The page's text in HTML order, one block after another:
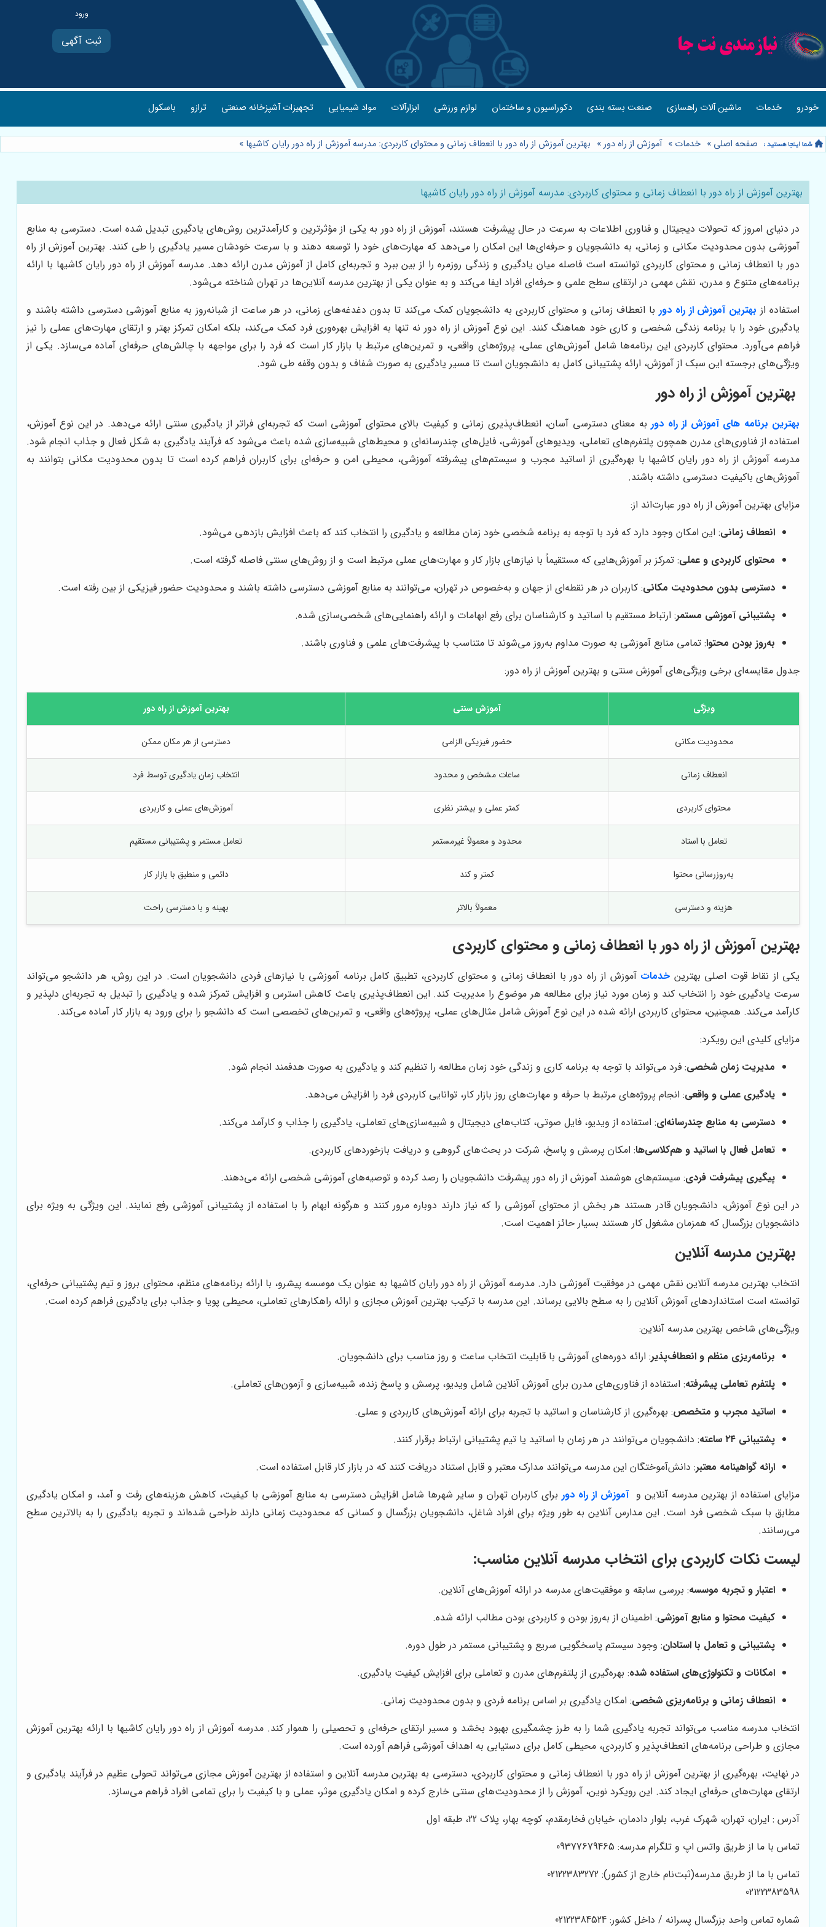
ثبت آگهی
خودرو خدمات ماشین آلات راهسازی صنعت بسته بندی دکوراسیون و ساختمان لوازم ورزشی ابزارآلات مواد شیمیایی تجهیزات آشپزخانه صنعتی ترازو باسکول
صفحه اصلی » خدمات » آموزش از راه دور» بهترین آموزش از راه دور با انعطاف زمانی و محتوای کاربردی: مدرسه آموزش از راه دور رایان کاشیها »
بهترین آموزش از راه دور با انعطاف زمانی و محتوای کاربردی: مدرسه آموزش از راه دور رایان کاشیها
در دنیای امروز که تحولات دیجیتال و فناوری اطلاعات به سرعت در حال پیشرفت هستند، آموزش از راه دور به یکی از مؤثرترین و کارآمدترین روش‌های یادگیری تبدیل شده است. دسترسی به منابع
آموزشی بدون محدودیت مکانی و زمانی، به دانشجویان و حرفه‌ای‌ها این امکان را می‌دهد که مهارت‌های خود را توسعه دهند و با سرعت خودشان مسیر یادگیری را طی کنند. بهترین آموزش از راه
دور با انعطاف زمانی و محتوای کاربردی توانسته است فاصله میان یادگیری و زندگی روزمره را از بین ببرد و تجربه‌ای کامل از آموزش مدرن ارائه دهد. مدرسه آموزش از راه دور رایان کاشیها با ارائه
برنامه‌های متنوع و مدرن، نقش مهمی در ارتقای سطح علمی و حرفه‌ای افراد ایفا می‌کند و به عنوان یکی از بهترین مدرسه آنلاین‌ها در تهران شناخته می‌شود.
استفاده از بهترین آموزش از راه دور با انعطاف زمانی و محتوای کاربردی به دانشجویان کمک می‌کند تا بدون دغدغه‌های زمانی، در هر ساعت از شبانه‌روز به منابع آموزشی دسترسی داشته باشند و
یادگیری خود را با برنامه زندگی شخصی و کاری خود هماهنگ کنند. این نوع آموزش از راه دور نه تنها به افزایش بهره‌وری فرد کمک می‌کند، بلکه امکان تمرکز بهتر و ارتقای مهارت‌های عملی را نیز
فراهم می‌آورد. محتوای کاربردی این برنامه‌ها شامل آموزش‌های عملی، پروژه‌های واقعی، و تمرین‌های مرتبط با بازار کار است که فرد را برای مواجهه با چالش‌های حرفه‌ای آماده می‌سازد. یکی از
ویژگی‌های برجسته این سبک از آموزش، ارائه پشتیبانی کامل به دانشجویان است تا مسیر یادگیری به صورت شفاف و بدون وقفه طی شود.
بهترین آموزش از راه دور
بهترین برنامه های آموزش از راه دور به معنای دسترسی آسان، انعطاف‌پذیری زمانی و کیفیت بالای محتوای آموزشی است که تجربه‌ای فراتر از یادگیری سنتی ارائه می‌دهد. در این نوع آموزش،
استفاده از فناوری‌های مدرن همچون پلتفرم‌های تعاملی، ویدیوهای آموزشی، فایل‌های چندرسانه‌ای و محیط‌های شبیه‌سازی شده باعث می‌شود که فرآیند یادگیری به شکل فعال و جذاب انجام شود.
مدرسه آموزش از راه دور رایان کاشیها با بهره‌گیری از اساتید مجرب و سیستم‌های پیشرفته آموزشی، محیطی امن و حرفه‌ای برای کاربران فراهم کرده است تا بدون محدودیت مکانی بتوانند به
آموزش‌های باکیفیت دسترسی داشته باشند.
مزایای بهترین آموزش از راه دور عبارت‌اند از:
انعطاف زمانی: این امکان وجود دارد که فرد با توجه به برنامه شخصی خود زمان مطالعه و یادگیری را انتخاب کند که باعث افزایش بازدهی می‌شود.
محتوای کاربردی و عملی: تمرکز بر آموزش‌هایی که مستقیماً با نیازهای بازار کار و مهارت‌های عملی مرتبط است و از روش‌های سنتی فاصله گرفته است.
دسترسی بدون محدودیت مکانی: کاربران در هر نقطه‌ای از جهان و به‌خصوص در تهران، می‌توانند به منابع آموزشی دسترسی داشته باشند و محدودیت حضور فیزیکی از بین رفته است.
پشتیبانی آموزشی مستمر: ارتباط مستقیم با اساتید و کارشناسان برای رفع ابهامات و ارائه راهنمایی‌های شخصی‌سازی شده.
به‌روز بودن محتوا: تمامی منابع آموزشی به صورت مداوم به‌روز می‌شوند تا متناسب با پیشرفت‌های علمی و فناوری باشند.
جدول مقایسه‌ای برخی ویژگی‌های آموزش سنتی و بهترین آموزش از راه دور:
ویژگی آموزش سنتی بهترین آموزش از راه دور
محدودیت مکانی حضور فیزیکی الزامی دسترسی از هر مکان ممکن
انعطاف زمانی ساعات مشخص و محدود انتخاب زمان یادگیری توسط فرد
محتوای کاربردی کمتر عملی و بیشتر نظری آموزش‌های عملی و کاربردی
تعامل با استاد محدود و معمولاً غیرمستمر تعامل مستمر و پشتیبانی مستقیم
به‌روزرسانی محتوا کمتر و کند دائمی و منطبق با بازار کار
هزینه و دسترسی معمولاً بالاتر بهینه و با دسترسی راحت
بهترین آموزش از راه دور با انعطاف زمانی و محتوای کاربردی
یکی از نقاط قوت اصلی بهترین خدمات آموزش از راه دور با انعطاف زمانی و محتوای کاربردی، تطبیق کامل برنامه آموزشی با نیازهای فردی دانشجویان است. در این روش، هر دانشجو می‌تواند
سرعت یادگیری خود را انتخاب کند و زمان مورد نیاز برای مطالعه هر موضوع را مدیریت کند. این انعطاف‌پذیری باعث کاهش استرس و افزایش تمرکز شده و یادگیری را تبدیل به تجربه‌ای دلپذیر و
کارآمد می‌کند. همچنین، محتوای کاربردی ارائه شده در این نوع آموزش شامل مثال‌های عملی، پروژه‌های واقعی، و تمرین‌های تخصصی است که دانشجو را برای ورود به بازار کار آماده می‌کند.
مزایای کلیدی این رویکرد:
مدیریت زمان شخصی: فرد می‌تواند با توجه به برنامه کاری و زندگی خود زمان مطالعه را تنظیم کند و یادگیری به صورت هدفمند انجام شود.
یادگیری عملی و واقعی: انجام پروژه‌های مرتبط با حرفه و مهارت‌های روز بازار کار، توانایی کاربردی فرد را افزایش می‌دهد.
دسترسی به منابع چندرسانه‌ای: استفاده از ویدیو، فایل صوتی، کتاب‌های دیجیتال و شبیه‌سازی‌های تعاملی، یادگیری را جذاب و کارآمد می‌کند.
تعامل فعال با اساتید و هم‌کلاسی‌ها: امکان پرسش و پاسخ، شرکت در بحث‌های گروهی و دریافت بازخوردهای کاربردی.
پیگیری پیشرفت فردی: سیستم‌های هوشمند آموزش از راه دور پیشرفت دانشجویان را رصد کرده و توصیه‌های آموزشی شخصی ارائه می‌دهند.
در این نوع آموزش، دانشجویان قادر هستند هر بخش از محتوای آموزشی را که نیاز دارند دوباره مرور کنند و هرگونه ابهام را با استفاده از پشتیبانی آموزشی رفع نمایند. این ویژگی به ویژه برای
دانشجویان بزرگسال که همزمان مشغول کار هستند بسیار حائز اهمیت است.
بهترین مدرسه آنلاین
انتخاب بهترین مدرسه آنلاین نقش مهمی در موفقیت آموزشی دارد. مدرسه آموزش از راه دور رایان کاشیها به عنوان یک موسسه پیشرو، با ارائه برنامه‌های منظم، محتوای بروز و تیم پشتیبانی حرفه‌ای،
توانسته است استانداردهای آموزش آنلاین را به سطح بالایی برساند. این مدرسه با ترکیب بهترین آموزش مجازی و ارائه راهکارهای تعاملی، محیطی پویا و جذاب برای یادگیری فراهم کرده است.
ویژگی‌های شاخص بهترین مدرسه آنلاین:
برنامه‌ریزی منظم و انعطاف‌پذیر: ارائه دوره‌های آموزشی با قابلیت انتخاب ساعت و روز مناسب برای دانشجویان.
پلتفرم تعاملی پیشرفته: استفاده از فناوری‌های مدرن برای آموزش آنلاین شامل ویدیو، پرسش و پاسخ زنده، شبیه‌سازی و آزمون‌های تعاملی.
اساتید مجرب و متخصص: بهره‌گیری از کارشناسان و اساتید با تجربه برای ارائه آموزش‌های کاربردی و عملی.
پشتیبانی ۲۴ ساعته
: دانشجویان می‌توانند در هر زمان با اساتید یا تیم پشتیبانی ارتباط برقرار کنند.
ارائه گواهینامه معتبر: دانش‌آموختگان این مدرسه می‌توانند مدارک معتبر و قابل استناد دریافت کنند که در بازار کار قابل استفاده است.
مزایای استفاده از بهترین مدرسه آنلاین و آموزش از راه دور برای کاربران تهران و سایر شهرها شامل افزایش دسترسی به منابع آموزشی با کیفیت، کاهش هزینه‌های رفت و آمد، و امکان یادگیری
مطابق با سبک شخصی فرد است. این مدارس آنلاین به طور ویژه برای افراد شاغل، دانشجویان بزرگسال و کسانی که محدودیت زمانی دارند طراحی شده‌اند و تجربه یادگیری را به بالاترین سطح
می‌رسانند.
لیست نکات کاربردی برای انتخاب مدرسه آنلاین مناسب:
اعتبار و تجربه موسسه: بررسی سابقه و موفقیت‌های مدرسه در ارائه آموزش‌های آنلاین.
کیفیت محتوا و منابع آموزشی: اطمینان از به‌روز بودن و کاربردی بودن مطالب ارائه شده.
پشتیبانی و تعامل با استادان: وجود سیستم پاسخگویی سریع و پشتیبانی مستمر در طول دوره.
امکانات و تکنولوژی‌های استفاده شده: بهره‌گیری از پلتفرم‌های مدرن و تعاملی برای افزایش کیفیت یادگیری.
انعطاف زمانی و برنامه‌ریزی شخصی: امکان یادگیری بر اساس برنامه فردی و بدون محدودیت زمانی.
انتخاب مدرسه مناسب می‌تواند تجربه یادگیری شما را به طرز چشمگیری بهبود بخشد و مسیر ارتقای حرفه‌ای و تحصیلی را هموار کند. مدرسه آموزش از راه دور رایان کاشیها با ارائه بهترین آموزش
مجازی و طراحی برنامه‌های انعطاف‌پذیر و کاربردی، محیطی کامل برای دستیابی به اهداف آموزشی فراهم آورده است.
در نهایت، بهره‌گیری از بهترین آموزش از راه دور با انعطاف زمانی و محتوای کاربردی، دسترسی به بهترین مدرسه آنلاین و استفاده از بهترین آموزش مجازی می‌تواند تحولی عظیم در فرآیند یادگیری و
ارتقای مهارت‌های حرفه‌ای ایجاد کند. این رویکرد نوین، آموزش را از محدودیت‌های سنتی خارج کرده و امکان یادگیری موثر، عملی و با کیفیت را برای تمامی افراد فراهم می‌سازد.
آدرس : ایران، تهران، شهرک غرب، بلوار دادمان، خیابان فخارمقدم، کوچه بهار، پلاک 22، طبقه اول
تماس با ما از طریق واتس اپ و تلگرام مدرسه: 09377679465
تماس با ما از طریق مدرسه(ثبت‌نام خارج از کشور): 02122383272
02122383598
شماره تماس واحد بزرگسال پسرانه / داخل کشور: 02122384524